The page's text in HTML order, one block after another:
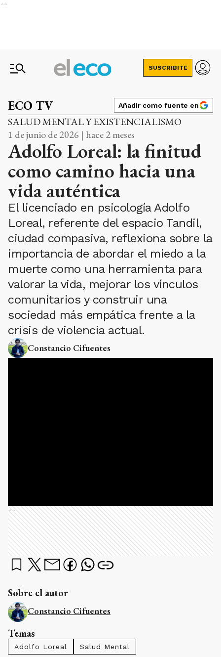
Ads
SUSCRIBITE
ECO TV Añadir como fuente en
SALUD MENTAL Y EXISTENCIALISMO
1 de junio de 2026 | hace 2 meses
Adolfo Loreal: la finitud
como camino hacia una
vida auténtica
El licenciado en psicología Adolfo
Loreal, referente del espacio Tandil,
ciudad compasiva, reflexiona sobre la
importancia de abordar el miedo a la
muerte como una herramienta para
valorar la vida, mejorar los vínculos
comunitarios y construir una
sociedad más empática frente a la
crisis de violencia actual.
Constancio Cifuentes
Ads
Sobre el autor
Constancio Cifuentes
Temas
Adolfo Loreal Salud Mental